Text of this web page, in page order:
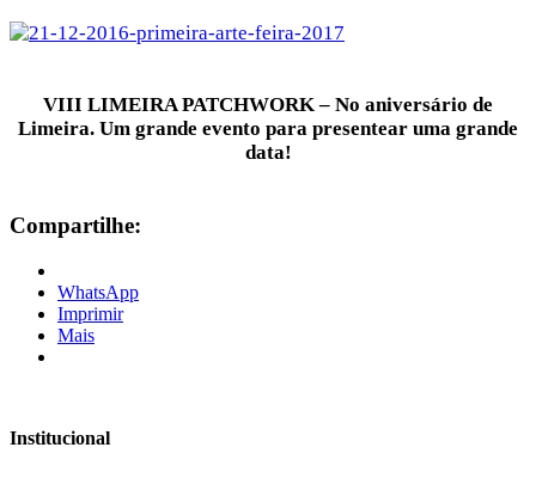
VIII LIMEIRA PATCHWORK – No aniversário de
Limeira. Um grande evento para presentear uma grande
data!
Compartilhe:
WhatsApp
Imprimir
Mais
Institucional